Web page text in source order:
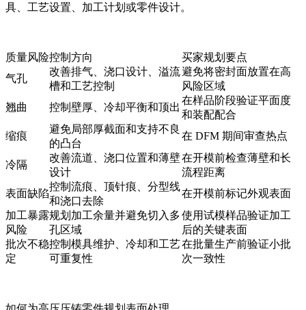
具、工艺设置、加工计划或零件设计。
质量风险控制方向
买家规划要点
气孔
改善排气、浇口设计、溢流
槽和工艺控制
避免将密封面放置在高
风险区域
翘曲
控制壁厚、冷却平衡和顶出
在样品阶段验证平面度
和装配配合
缩痕
避免局部厚截面和支持不良
的凸台
在 DFM 期间审查热点
冷隔
改善流道、浇口位置和薄壁
设计
在开模前检查薄壁和长
流程距离
表面缺陷
控制流痕、顶针痕、分型线
和浇口去除
在开模前标记外观表面
加工暴露
风险
规划加工余量并避免切入多
孔区域
使用试模样品验证加工
后的关键表面
批次不稳
定
控制模具维护、冷却和工艺
可重复性
在批量生产前验证小批
次一致性